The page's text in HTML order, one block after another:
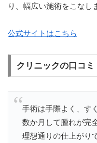
り、幅広い施術をこなし
公式サイトはこちら
クリニックの口コミ
手術は手際よく、す
数か月して腫れが完
理想通りの仕上がり